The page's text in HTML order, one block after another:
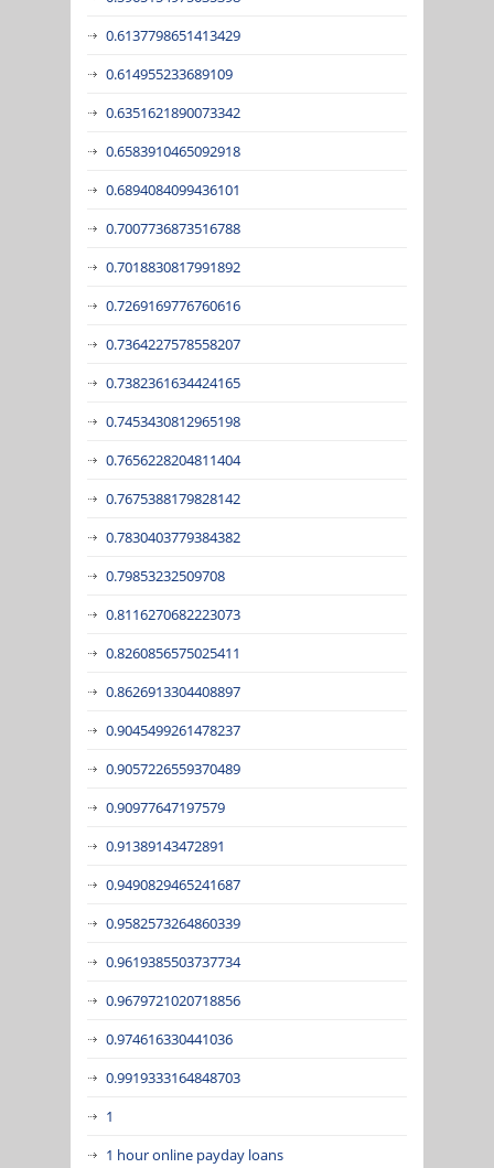
0.6137798651413429
0.614955233689109
0.6351621890073342
0.6583910465092918
0.6894084099436101
0.7007736873516788
0.7018830817991892
0.7269169776760616
0.7364227578558207
0.7382361634424165
0.7453430812965198
0.7656228204811404
0.7675388179828142
0.7830403779384382
0.79853232509708
0.8116270682223073
0.8260856575025411
0.8626913304408897
0.9045499261478237
0.9057226559370489
0.90977647197579
0.91389143472891
0.9490829465241687
0.9582573264860339
0.9619385503737734
0.9679721020718856
0.974616330441036
0.9919333164848703
1
1 hour online payday loans